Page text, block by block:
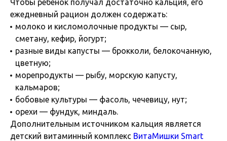
Чтобы ребенок получал достаточно кальция, его
ежедневный рацион должен содержать:
молоко и кисломолочные продукты — сыр,
сметану, кефир, йогурт;
разные виды капусты — брокколи, белокочанную,
цветную;
морепродукты — рыбу, морскую капусту,
кальмаров;
бобовые культуры — фасоль, чечевицу, нут;
орехи — фундук, миндаль.
Дополнительным источником кальция является
детский витаминный комплекс ВитаМишки Smart